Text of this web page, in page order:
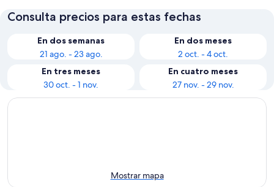
Consulta precios para estas fechas
En dos semanas
21 ago. - 23 ago.
En dos meses
2 oct. - 4 oct.
En tres meses
30 oct. - 1 nov.
En cuatro meses
27 nov. - 29 nov.
Mostrar mapa